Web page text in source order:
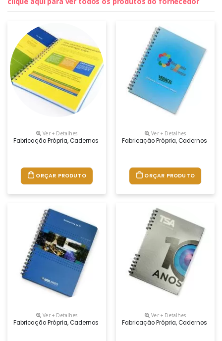
Ver + Detalhes
Fabricação Própria, Cadernos Personalizados Do Seu Jeito.tamanhos
ORÇAR PRODUTO
Ver + Detalhes
Fabricação Própria, Cadernos
ORÇAR PRODUTO
Ver + Detalhes
Fabricação Própria, Cadernos Personalizados Do Seu Jeito.tamanhos
Ver + Detalhes
Fabricação Própria, Cadernos